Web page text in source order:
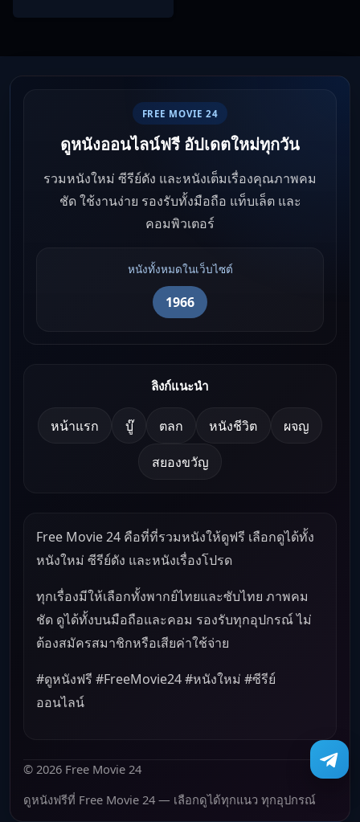
FREE MOVIE 24
ดูหนังออนไลน์ฟรี อัปเดตใหม่ทุกวัน
รวมหนังใหม่ ซีรีย์ดัง และหนังเต็มเรื่องคุณภาพคม
ชัด ใช้งานง่าย รองรับทั้งมือถือ แท็บเล็ต และ
คอมพิวเตอร์
หนังทั้งหมดในเว็บไซต์
1966
ลิงก์แนะนำ
หน้าแรก บู๊ ตลก หนังชีวิต ผจญ
สยองขวัญ
Free Movie 24 คือที่ที่รวมหนังให้ดูฟรี เลือกดูได้ทั้ง
หนังใหม่ ซีรีย์ดัง และหนังเรื่องโปรด
ทุกเรื่องมีให้เลือกทั้งพากย์ไทยและซับไทย ภาพคม
ชัด ดูได้ทั้งบนมือถือและคอม รองรับทุกอุปกรณ์ ไม่
ต้องสมัครสมาชิกหรือเสียค่าใช้จ่าย
#ดูหนังฟรี #FreeMovie24 #หนังใหม่ #ซีรีย์
ออนไลน์
© 2026 Free Movie 24
ดูหนังฟรีที่ Free Movie 24 — เลือกดูได้ทุกแนว ทุกอุปกรณ์